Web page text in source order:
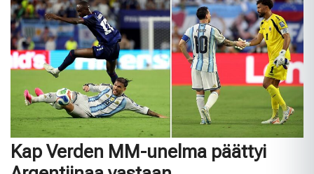
Kap Verden MM-unelma päättyi